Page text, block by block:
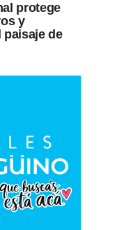
protege
y
de